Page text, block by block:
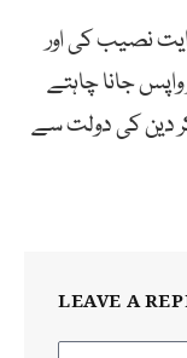
نصیب کی اور
جانا چاہتے
دین کی دولت سے
LEAVE A